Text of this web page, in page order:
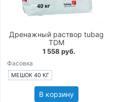
Дренажный раствор tubag
TDM
1 558 руб.
Фасовка
МЕШОК 40 КГ
В корзину